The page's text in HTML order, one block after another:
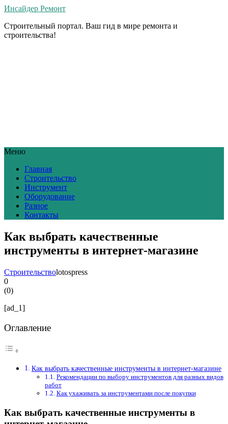
Инсайдер Ремонт
Строительный портал. Ваш гид в мире ремонта и
строительства!
Меню
Главная
Строительство
Инструмент
Оборудование
Разное
Контакты
Как выбрать качественные
инструменты в интернет-магазине
Строительствоlotospress
0
(0)
[ad_1]
Оглавление
Как выбрать качественные инструменты в интернет-магазине
Рекомендации по выбору инструментов для разных видов
работ
Как ухаживать за инструментами после покупки
Как выбрать качественные инструменты в